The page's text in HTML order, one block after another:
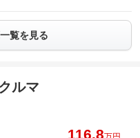
覧を見る
ルマ
116.8